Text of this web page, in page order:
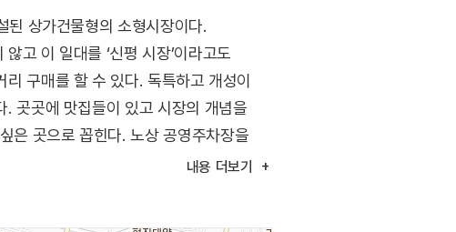
상가건물형의 소형시장이다.
고 이 일대를 ‘신평 시장’이라고도
구매를 할 수 있다. 독특하고 개성이
곳곳에 맛집들이 있고 시장의 개념을
은 곳으로 꼽힌다. 노상 공영주차장을
내용 더보기